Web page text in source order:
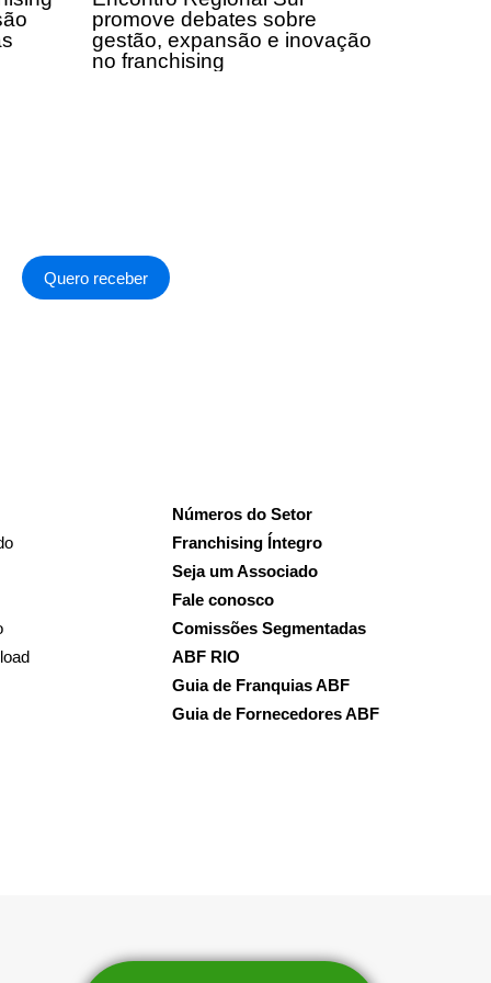
promove debates sobre
gestão, expansão e inovação
no franchising
Quero receber
Números do Setor
Franchising Íntegro
Seja um Associado
Fale conosco
Comissões Segmentadas
ABF RIO
Guia de Franquias ABF
Guia de Fornecedores ABF